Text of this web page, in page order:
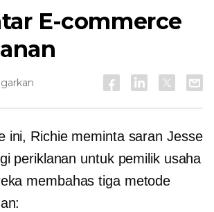
E-commerce
ini, Richie meminta saran Jesse
periklanan untuk pemilik usaha
membahas tiga metode